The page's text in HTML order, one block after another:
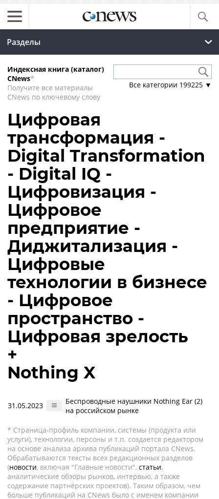
Разделы
Индексная книга (каталог)
CNews*
Получите все материалы
CNews по ключевому слову
Все категории 199225 ▼
Цифровая
трансформация -
Digital Transformation
- Digital IQ -
Цифровизация -
Цифровое
предприятие -
Диджитализация -
Цифровые
технологии в бизнесе
- Цифровое
пространство -
Цифровая зрелость
+
Nothing X
31.05.2023
Беспроводные наушники Nothing Ear (2)
на российском рынке
* Страница-профиль компании, системы (продукта или
услуги), технологии, персоны и т.п. создается редактором
на основе анализа архива публикаций портала CNews.
Обрабатываются тексты всех редакционных разделов
(новости, включая "Главные новости", статьи,
аналитические обзоры рынков, интервью, а также
содержание партнёрских проектов). Таким образом, чем
больше публикаций на CNews было с именем компании